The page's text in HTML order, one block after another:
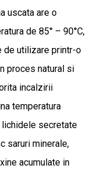
uscata are o
de 85° – 90°C,
de utilizare printr-o
proces natural si
incalzirii
temperatura
lichidele secretate
saruri minerale,
acumulate in